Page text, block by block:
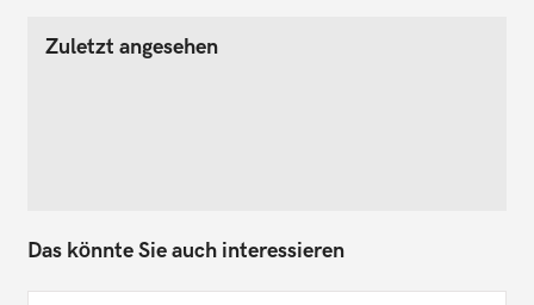
Zuletzt angesehen
Das könnte Sie auch interessieren